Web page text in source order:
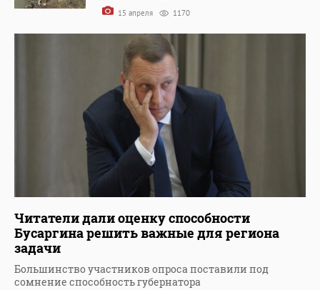
15 апреля 1170
Читатели дали оценку способности
Бусаргина решить важные для региона
задачи
Большинство участников опроса поставили под
сомнение способность губернатора